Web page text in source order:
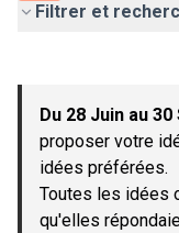
Filtrer et
−
Du 28 Juin au
proposer votre
idées préférées.
Toutes les idées
qu'elles